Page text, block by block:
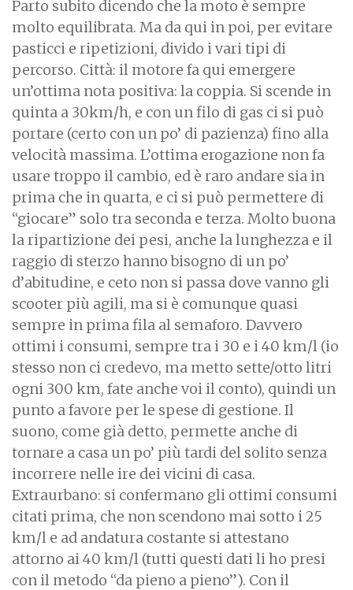
Parto subito dicendo che la moto è sempre
molto equilibrata. Ma da qui in poi, per evitare
pasticci e ripetizioni, divido i vari tipi di
percorso. Città: il motore fa qui emergere
un’ottima nota positiva: la coppia. Si scende in
quinta a 30km/h, e con un filo di gas ci si può
portare (certo con un po’ di pazienza) fino alla
velocità massima. L’ottima erogazione non fa
usare troppo il cambio, ed è raro andare sia in
prima che in quarta, e ci si può permettere di
“giocare” solo tra seconda e terza. Molto buona
la ripartizione dei pesi, anche la lunghezza e il
raggio di sterzo hanno bisogno di un po’
d’abitudine, e ceto non si passa dove vanno gli
scooter più agili, ma si è comunque quasi
sempre in prima fila al semaforo. Davvero
ottimi i consumi, sempre tra i 30 e i 40 km/l (io
stesso non ci credevo, ma metto sette/otto litri
ogni 300 km, fate anche voi il conto), quindi un
punto a favore per le spese di gestione. Il
suono, come già detto, permette anche di
tornare a casa un po’ più tardi del solito senza
incorrere nelle ire dei vicini di casa.
Extraurbano: si confermano gli ottimi consumi
citati prima, che non scendono mai sotto i 25
km/l e ad andatura costante si attestano
attorno ai 40 km/l (tutti questi dati li ho presi
con il metodo “da pieno a pieno”). Con il